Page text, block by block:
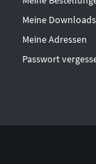
Meine Downloads
Meine Adressen
Passwort